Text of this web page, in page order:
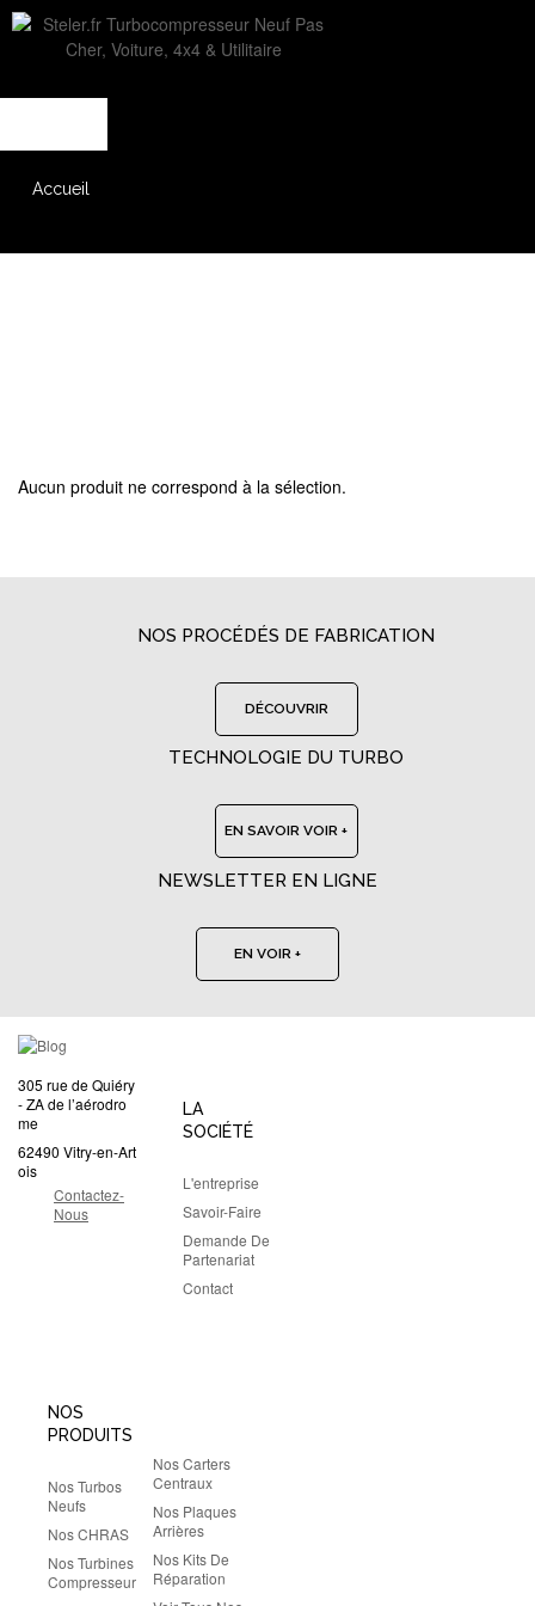
Accueil
Aucun produit ne correspond à la sélection.
NOS PROCÉDÉS DE FABRICATION
DÉCOUVRIR
TECHNOLOGIE DU TURBO
EN SAVOIR VOIR +
NEWSLETTER EN LIGNE
EN VOIR +
305 rue de Quiéry
- ZA de l’aérodro
me
62490 Vitry-en-Art
ois
Contactez-
Nous
LA
SOCIÉTÉ
L'entreprise
Savoir-Faire
Demande De
Partenariat
Contact
NOS
PRODUITS
Nos Turbos
Neufs
Nos CHRAS
Nos Turbines
Compresseur
Nos Carters
Centraux
Nos Plaques
Arrières
Nos Kits De
Réparation